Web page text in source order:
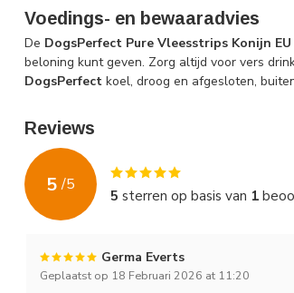
Voedings- en bewaaradvies
De DogsPerfect Pure Vleesstrips Konijn EU
beloning kunt geven. Zorg altijd voor vers
DogsPerfect koel, droog en afgesloten,
Reviews
5 /5
5 sterren op basis van 1
Germa Everts
Geplaatst op 18 Februari 2026 at 11:20